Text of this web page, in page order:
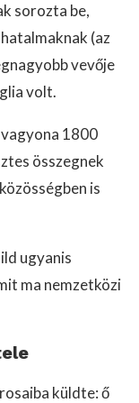
sorozta be,
(az
vevője
volt.
1800
összegnek
is
ugyanis
ma nemzetközi
küldte: ő